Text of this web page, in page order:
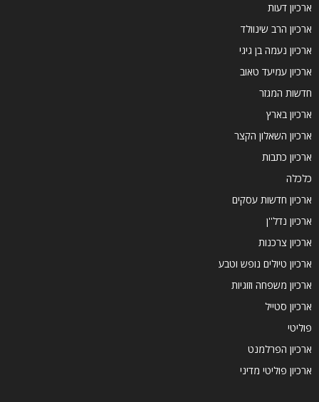
ארכיון דעות
ארכיון הרב שינוולד
ארכיון נעמה בן גיגי
ארכיון עמיעד טאוב
חדשות המגזר
ארכיון בארץ
ארכיון השאלון הקצר
ארכיון כתבות
כלכלה
ארכיון חדשות עסקים
ארכיון נדל''ן
ארכיון צרכנות
ארכיון טיולים נופש וטבע
ארכיון משפחה וזוגיות
ארכיון סטייל
פוליטי
ארכיון הפרלמנט
ארכיון פוליטי מדיני